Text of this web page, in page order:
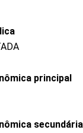
principal
secundária